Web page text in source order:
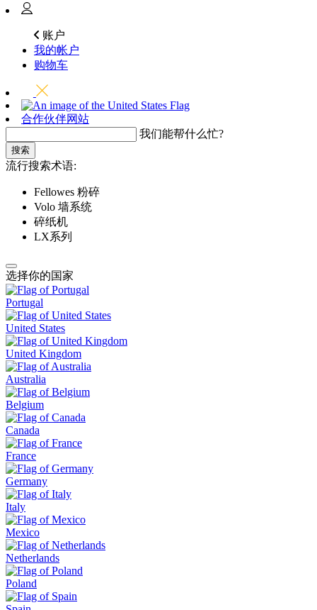
账户
我的帐户
购物车
合作伙伴网站
我们能帮什么忙?
搜索
流行搜索术语:
Fellowes 粉碎
Volo 墙系统
碎纸机
LX系列
选择你的国家
Portugal
United States
United Kingdom
Australia
Belgium
Canada
France
Germany
Italy
Mexico
Netherlands
Poland